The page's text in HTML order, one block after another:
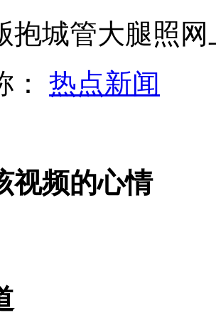
卖梦变身"网络红人"
姐"冠军素颜美照
城管大腿照网
： 热点新闻
视频的心情